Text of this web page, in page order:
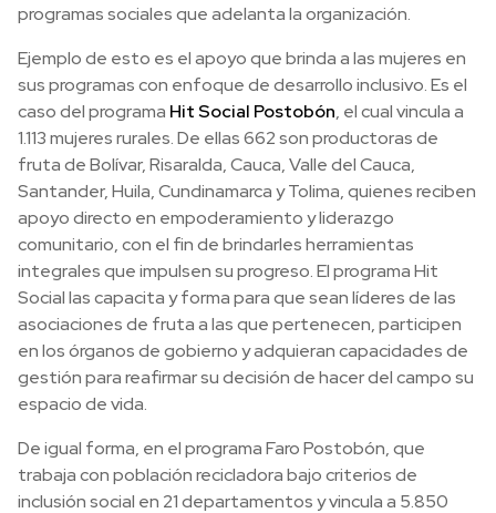
programas sociales que adelanta la organización.
Ejemplo de esto es el apoyo que brinda a las mujeres en
sus programas con enfoque de desarrollo inclusivo. Es el
caso del programa Hit Social Postobón, el cual vincula a
1.113 mujeres rurales. De ellas 662 son productoras de
fruta de Bolívar, Risaralda, Cauca, Valle del Cauca,
Santander, Huila, Cundinamarca y Tolima, quienes reciben
apoyo directo en empoderamiento y liderazgo
comunitario, con el fin de brindarles herramientas
integrales que impulsen su progreso. El programa Hit
Social las capacita y forma para que sean líderes de las
asociaciones de fruta a las que pertenecen, participen
en los órganos de gobierno y adquieran capacidades de
gestión para reafirmar su decisión de hacer del campo su
espacio de vida.
De igual forma, en el programa Faro Postobón, que
trabaja con población recicladora bajo criterios de
inclusión social en 21 departamentos y vincula a 5.850